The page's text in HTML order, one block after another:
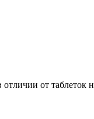
от таблеток